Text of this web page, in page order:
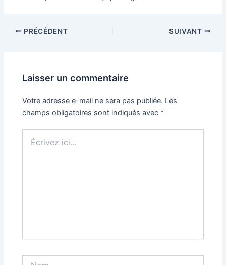
PRÉCÉDENT SUIVANT
Laisser un commentaire
Votre adresse e-mail ne sera pas publiée. Les
champs obligatoires sont indiqués avec *
ici…